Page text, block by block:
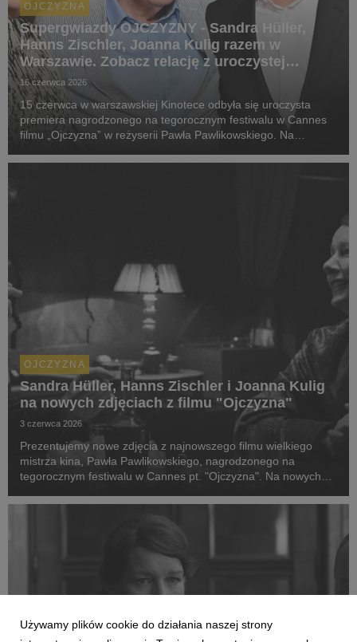
OJCZYZNA
Supergwiazdy OJCZYZNY - Sandra Hüller,
Hanns Zischler, Joanna Kulig razem w
Warszawie. Zobacz relację z uroczystej
premiery
16 czerwca 2026
15 czerwca w warszawskiej Kinotece odbyła się uroczysta
premiera nagrodzonego na tegorocznym festiwalu w Cannes
filmu „Ojczyzna” w reżyserii Pawła Pawlikowskiego. Na
kinie mieszczącym się w Pałacu Kultury i Nauki ...
OJCZYZNA
Sandra Hüller, Hanns Zischler i Joanna Kulig
na nowych zdjęciach z filmu "Ojczyzna"
3 czerwca 2026
Prezentujemy nowe zdjęcia z najnowszego filmu wielkiego
mistrza kina, Pawła Pawlikowskiego, nagrodzonego na
tegorocznym festiwalu w Cannes pt. "Ojczyzna". Na nowych
Joannę Kulig. Autorką fotosów jest Agata Grzybo...
Używamy plików cookie do działania naszej strony